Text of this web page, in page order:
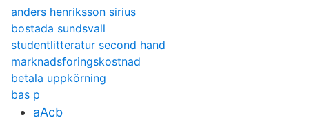
anders henriksson sirius
bostada sundsvall
studentlitteratur second hand
marknadsforingskostnad
betala uppkörning
bas p
aAcb